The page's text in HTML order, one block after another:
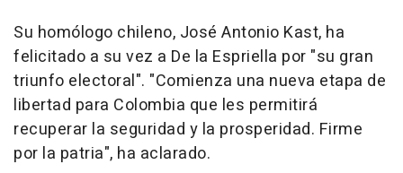
Su homólogo chileno, José Antonio Kast, ha
felicitado a su vez a De la Espriella por "su gran
triunfo electoral". "Comienza una nueva etapa de
libertad para Colombia que les permitirá
recuperar la seguridad y la prosperidad. Firme
por la patria", ha aclarado.